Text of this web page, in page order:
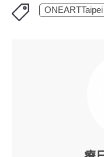
ONEARTTaipei